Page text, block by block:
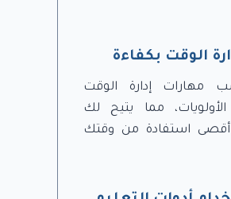
الوقت بكفاءة
مهارات إدارة الوقت
الأولويات، مما يتيح لك
استفادة من وقتك